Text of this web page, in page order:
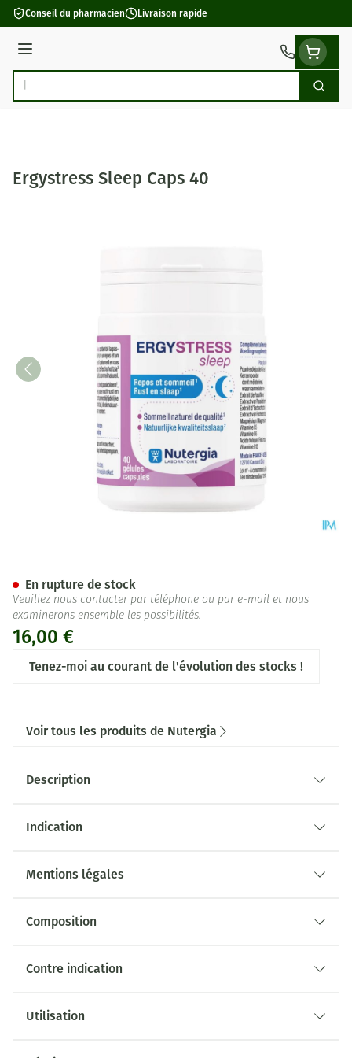
Aller au contenu
Conseil du pharmacien Livraison rapide
Menu
Rechercher
Ergystress Sleep Caps 40
16,00 €
Tenez-moi au courant de l'évolution des stocks !
En rupture de stock
Veuillez nous contacter par téléphone ou par e-mail et nous
examinerons ensemble les possibilités.
Voir tous les produits de Nutergia
Description
Indication
Mentions légales
Composition
Contre indication
Utilisation